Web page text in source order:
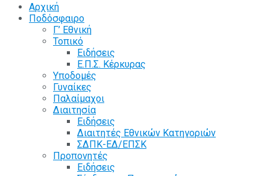
Αρχική
Ποδόσφαιρο
Γ’ Εθνική
Τοπικό
Ειδήσεις
Ε.Π.Σ. Κέρκυρας
Υποδομές
Γυναίκες
Παλαίμαχοι
Διαιτησία
Ειδήσεις
Διαιτητές Εθνικών Κατηγοριών
ΣΔΠΚ-ΕΔ/ΕΠΣΚ
Προπονητές
Ειδήσεις